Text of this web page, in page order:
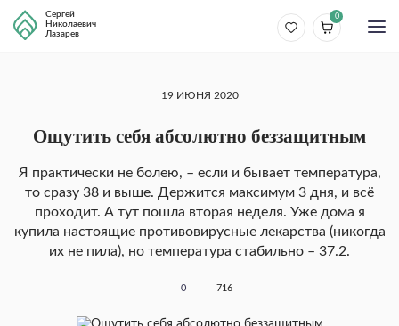
Сергей
Николаевич
Лазарев
0
19 ИЮНЯ 2020
Ощутить себя абсолютно беззащитным
Я практически не болею, – если и бывает температура,
то сразу 38 и выше. Держится максимум 3 дня, и всё
проходит. А тут пошла вторая неделя. Уже дома я
купила настоящие противовирусные лекарства (никогда
их не пила), но температура стабильно – 37.2.
0 716